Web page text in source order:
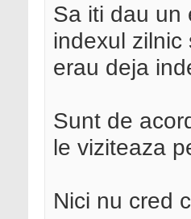
Sa iti dau un
indexul zilnic
erau deja
Sunt de
le viziteaza
Nici nu cred